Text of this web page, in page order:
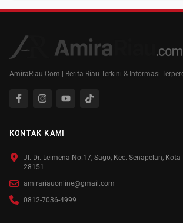
AmiraRiau.Com | Berita Riau Terkini & Informasi
KONTAK KAMI
Jl. Dr. Leimena No.17, Sago, Kec. Senapelan, Kota
28151
amirariauonline@gmail.com
0812-7036-4999